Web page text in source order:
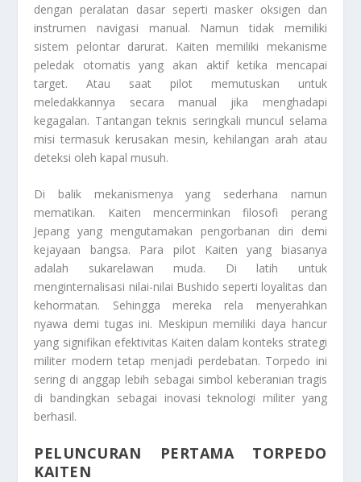
dengan peralatan dasar seperti masker oksigen dan
instrumen navigasi manual. Namun tidak memiliki
sistem pelontar darurat. Kaiten memiliki mekanisme
peledak otomatis yang akan aktif ketika mencapai
target. Atau saat pilot memutuskan untuk
meledakkannya secara manual jika menghadapi
kegagalan. Tantangan teknis seringkali muncul selama
misi termasuk kerusakan mesin, kehilangan arah atau
deteksi oleh kapal musuh.
Di balik mekanismenya yang sederhana namun
mematikan. Kaiten mencerminkan filosofi perang
Jepang yang mengutamakan pengorbanan diri demi
kejayaan bangsa. Para pilot Kaiten yang biasanya
adalah sukarelawan muda. Di latih untuk
menginternalisasi nilai-nilai Bushido seperti loyalitas dan
kehormatan. Sehingga mereka rela menyerahkan
nyawa demi tugas ini. Meskipun memiliki daya hancur
yang signifikan efektivitas Kaiten dalam konteks strategi
militer modern tetap menjadi perdebatan. Torpedo ini
sering di anggap lebih sebagai simbol keberanian tragis
di bandingkan sebagai inovasi teknologi militer yang
berhasil.
PELUNCURAN PERTAMA TORPEDO
KAITEN